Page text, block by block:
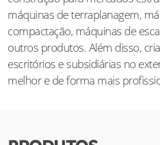
máquinas de terraplanagem,
compactação, máquinas de
outros produtos. Além disso,
escritórios e subsidiárias no
melhor e de forma mais